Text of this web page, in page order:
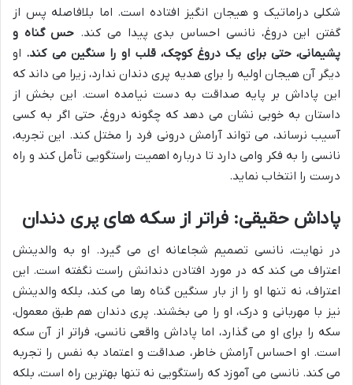
شکلی دراماتیک و هیجان انگیز افتاده است. اما بلافاصله پس از
گفتن این دروغ، نانسی احساس بدی پیدا می کند. حس گناه و
پشیمانی، حتی برای یک دروغ کوچک، قلب او را سنگین می کند. او
دیگر آن هیجان اولیه را برای هدیه پری دندان ندارد، زیرا می داند که
این پاداش بر پایه صداقت به دست نیامده است. این بخش از
داستان به خوبی نشان می دهد که چگونه دروغ، حتی اگر به کسی
آسیب نرساند، می تواند آرامش درونی فرد را مختل کند. این تجربه،
نانسی را به فکر وامی دارد تا درباره اهمیت راستگویی تأمل کند و راه
درست را انتخاب نماید.
پاداش حقیقی: فراتر از سکه های پری دندان
در نهایت، نانسی تصمیم شجاعانه ای می گیرد. او به والدینش
اعتراف می کند که در مورد افتادن دندانش راست نگفته است. این
اعتراف، نه تنها او را از بار سنگین گناه رها می کند، بلکه والدینش
نیز با مهربانی و درک، او را می بخشند. پری دندان هم طبق معمول،
سکه را برای او می گذارد، اما پاداش واقعی نانسی، فراتر از آن سکه
است. او احساس آرامش خاطر، صداقت و اعتماد به نفس را تجربه
می کند. نانسی می آموزد که راستگویی نه تنها بهترین راه است، بلکه